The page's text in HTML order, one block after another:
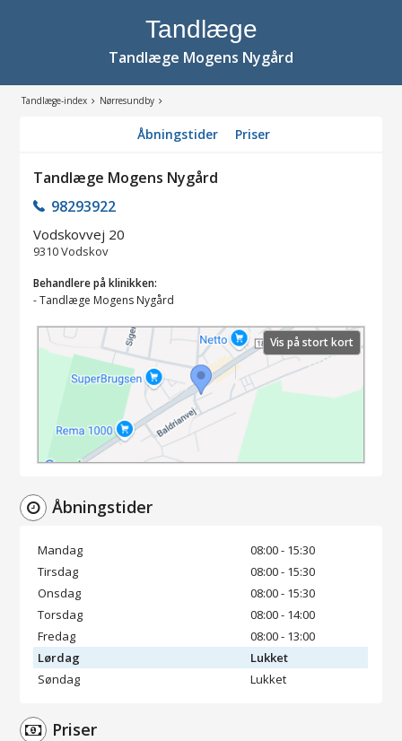
Tandlæge
Tandlæge Mogens Nygård
Tandlæge-index Nørresundby
Åbningstider Priser
Tandlæge Mogens Nygård
98293922
Vodskovvej 20
9310Vodskov
Behandlere på klinikken:
-Tandlæge Mogens Nygård
Vis på stort kort
Åbningstider
Mandag
08:00 - 15:30
Tirsdag
08:00 - 15:30
Onsdag
08:00 - 15:30
Torsdag
08:00 - 14:00
Fredag
08:00 - 13:00
Lørdag
Lukket
Søndag
Lukket
Priser